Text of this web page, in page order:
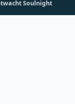
Soulnight